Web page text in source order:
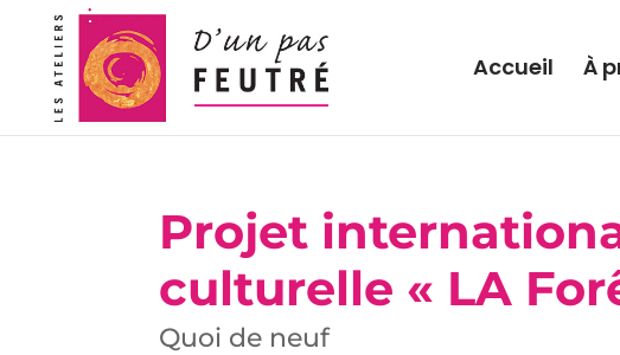
Accueil À
Projet
culturelle « LA
Quoi de neuf